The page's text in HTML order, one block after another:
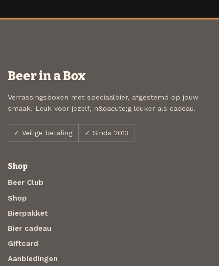
Beer in a Box
Verrassingsboxen met speciaalbier, afgestemd op jouw
smaak. Leuk voor jezelf, n&oacute;g leuker als cadeau.
✓ Veilige betaling ✓ Sinds 2013
Shop
Beer Club
Shop
Bierpakket
Bier cadeau
Giftcard
Aanbiedingen